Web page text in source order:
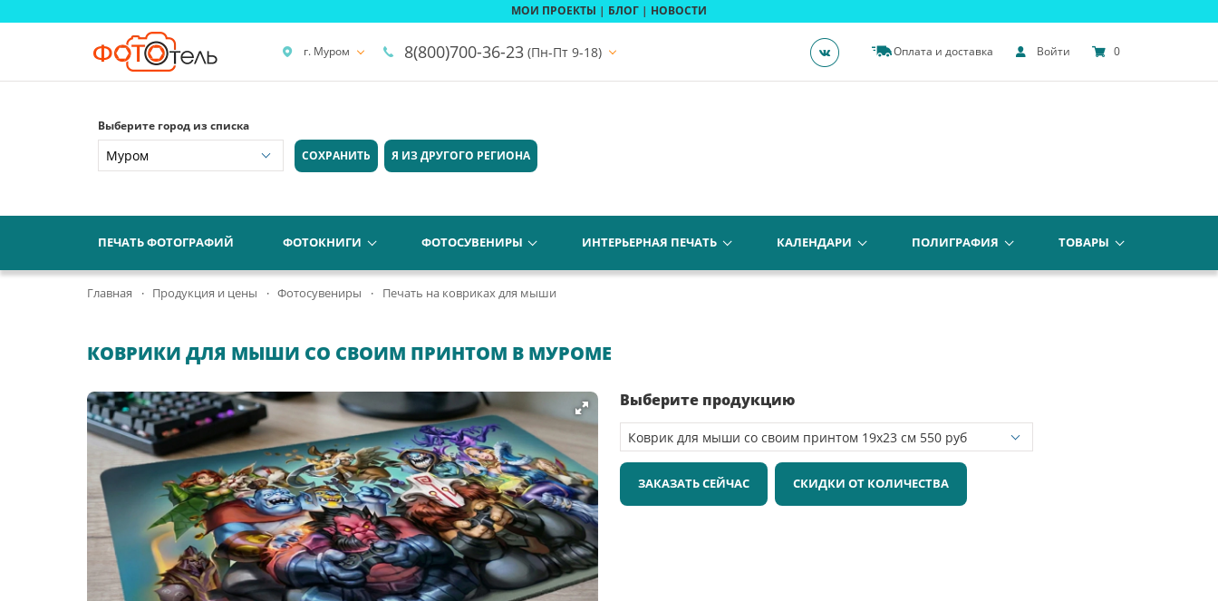
МОИ ПРОЕКТЫ | БЛОГ | НОВОСТИ
г. Муром 8(800)700-36-23 (Пн-Пт 9-18) Оплата и доставка Войти 0
Выберите город из списка
СОХРАНИТЬ
Я ИЗ ДРУГОГО РЕГИОНА
ПЕЧАТЬ ФОТОГРАФИЙ ФОТОКНИГИ ФОТОСУВЕНИРЫ ИНТЕРЬЕРНАЯ ПЕЧАТЬ КАЛЕНДАРИ ПОЛИГРАФИЯ ТОВАРЫ
Главная Продукция и цены Фотосувениры Печать на ковриках для мыши
КОВРИКИ ДЛЯ МЫШИ СО СВОИМ ПРИНТОМ В МУРОМЕ
Выберите продукцию
ЗАКАЗАТЬ СЕЙЧАС СКИДКИ ОТ КОЛИЧЕСТВА